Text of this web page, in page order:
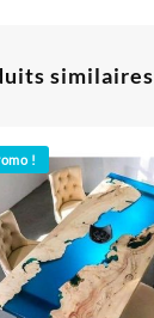
similaires
!